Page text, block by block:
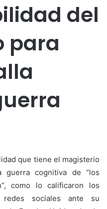
del
para
que tiene el magisterio
cognitiva de “los
como lo calificaron los
sociales ante su